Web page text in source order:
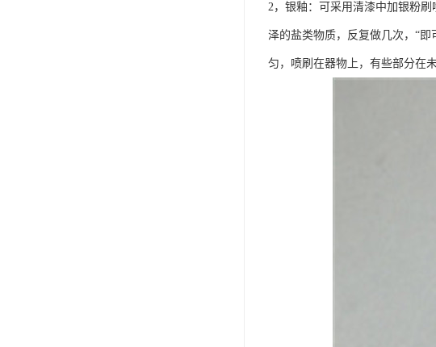
2，银釉：可采用清漆中加银粉
泽的盐类物质，反复做几次，“
匀，喷刷在器物上，有些部分在